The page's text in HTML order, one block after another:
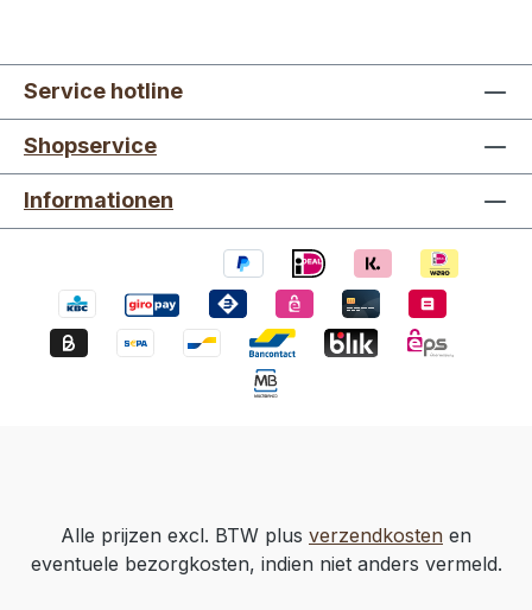
Service hotline
Shopservice
Informationen
Alle prijzen excl. BTW plus verzendkosten en
eventuele bezorgkosten, indien niet anders vermeld.